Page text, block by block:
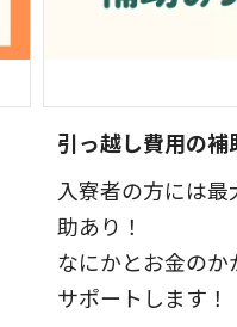
引っ越し費用の補
入寮者の方には
助あり！
なにかとお金の
サポートします！